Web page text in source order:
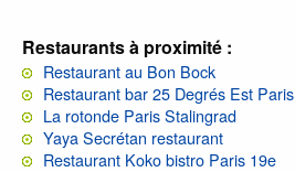
Restaurants à proximité :
Restaurant au Bon Bock
Restaurant bar 25 Degrés Est Paris
La rotonde Paris Stalingrad
Yaya Secrétan restaurant
Restaurant Koko bistro Paris 19e